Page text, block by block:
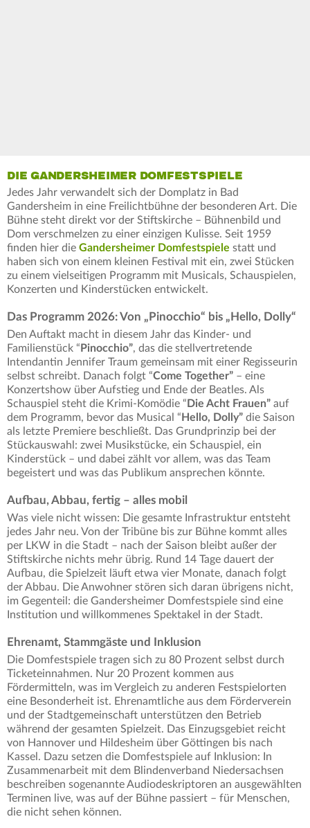
DIE GANDERSHEIMER DOMFESTSPIELE
Jedes Jahr verwandelt sich der Domplatz in Bad
Gandersheim in eine Freilichtbühne der besonderen Art. Die
Bühne steht direkt vor der Stiftskirche – Bühnenbild und
Dom verschmelzen zu einer einzigen Kulisse. Seit 1959
finden hier die Gandersheimer Domfestspiele statt und
haben sich von einem kleinen Festival mit ein, zwei Stücken
zu einem vielseitigen Programm mit Musicals, Schauspielen,
Konzerten und Kinderstücken entwickelt.
Das Programm 2026: Von „Pinocchio“ bis „Hello, Dolly“
Den Auftakt macht in diesem Jahr das Kinder- und
Familienstück “ Pinocchio”, das die stellvertretende
Intendantin Jennifer Traum gemeinsam mit einer Regisseurin
selbst schreibt. Danach folgt “Come Together” – eine
Konzertshow über Aufstieg und Ende der Beatles. Als
Schauspiel steht die Krimi-Komödie “ Die Acht Frauen” auf
dem Programm, bevor das Musical “ Hello, Dolly” die Saison
als letzte Premiere beschließt. Das Grundprinzip bei der
Stückauswahl: zwei Musikstücke, ein Schauspiel, ein
Kinderstück – und dabei zählt vor allem, was das Team
begeistert und was das Publikum ansprechen könnte.
Aufbau, Abbau, fertig – alles mobil
Was viele nicht wissen: Die gesamte Infrastruktur entsteht
jedes Jahr neu. Von der Tribüne bis zur Bühne kommt alles
per LKW in die Stadt – nach der Saison bleibt außer der
Stiftskirche nichts mehr übrig. Rund 14 Tage dauert der
Aufbau, die Spielzeit läuft etwa vier Monate, danach folgt
der Abbau. Die Anwohner stören sich daran übrigens nicht,
im Gegenteil: die Gandersheimer Domfestspiele sind eine
Institution und willkommenes Spektakel in der Stadt.
Ehrenamt, Stammgäste und Inklusion
Die Domfestspiele tragen sich zu 80 Prozent selbst durch
Ticketeinnahmen. Nur 20 Prozent kommen aus
Fördermitteln, was im Vergleich zu anderen Festspielorten
eine Besonderheit ist. Ehrenamtliche aus dem Förderverein
und der Stadtgemeinschaft unterstützen den Betrieb
während der gesamten Spielzeit. Das Einzugsgebiet reicht
von Hannover und Hildesheim über Göttingen bis nach
Kassel. Dazu setzen die Domfestspiele auf Inklusion: In
Zusammenarbeit mit dem Blindenverband Niedersachsen
beschreiben sogenannte Audiodeskriptoren an ausgewählten
Terminen live, was auf der Bühne passiert – für Menschen,
die nicht sehen können.